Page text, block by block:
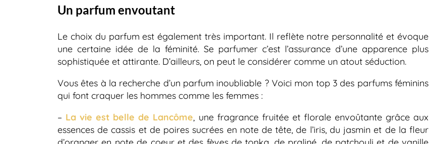
Un parfum envoutant
Le choix du parfum est également très important. Il reflète notre personnalité et évoque
une certaine idée de la féminité. Se parfumer c’est l’assurance d’une apparence plus
sophistiquée et attirante. D’ailleurs, on peut le considérer comme un atout séduction.
Vous êtes à la recherche d’un parfum inoubliable ? Voici mon top 3 des parfums féminins
qui font craquer les hommes comme les femmes :
– La vie est belle de Lancôme, une fragrance fruitée et florale envoûtante grâce aux
essences de cassis et de poires sucrées en note de tête, de l’iris, du jasmin et de la fleur